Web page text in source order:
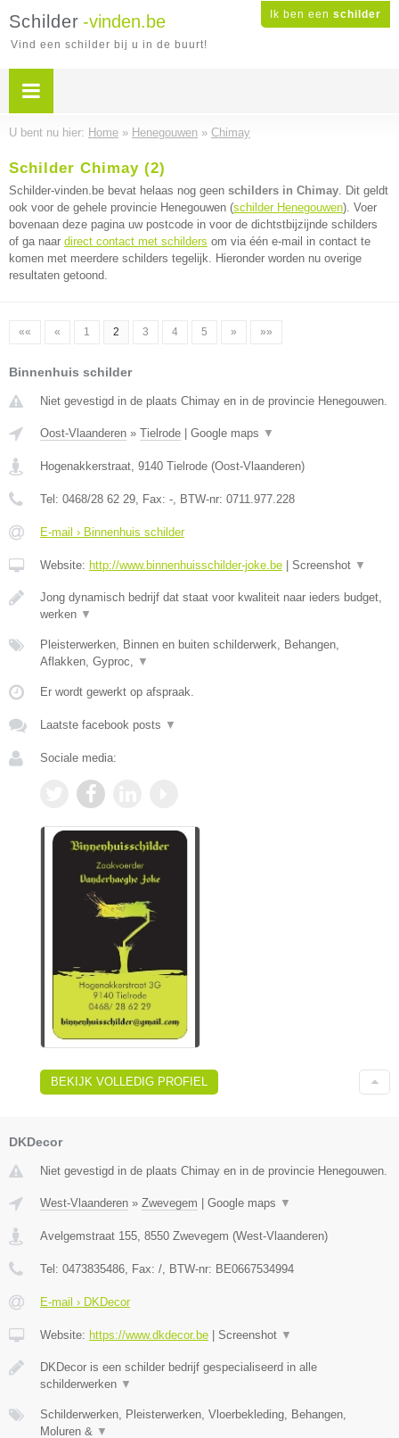
Ik ben een schilder
Schilder -vinden.be
Vind een schilder bij u in de buurt!
U bent nu hier: Home » Henegouwen » Chimay
Schilder Chimay (2)
Schilder-vinden.be bevat helaas nog geen schilders in Chimay. Dit geldt
ook voor de gehele provincie Henegouwen (schilder Henegouwen). Voer
bovenaan deze pagina uw postcode in voor de dichtstbijzijnde schilders
of ga naar direct contact met schilders om via één e-mail in contact te
komen met meerdere schilders tegelijk. Hieronder worden nu overige
resultaten getoond.
«« « 1 2 3 4 5 » »»
Binnenhuis schilder
Niet gevestigd in de plaats Chimay en in de provincie Henegouwen.
Oost-Vlaanderen » Tielrode Google maps ▼
Hogenakkerstraat, 9140 Tielrode (Oost-Vlaanderen)
Tel: 0468/28 62 29, Fax: -, BTW-nr: 0711.977.228
E-mail › Binnenhuis schilder
Website: http://www.binnenhuisschilder-joke.be Screenshot ▼
Jong dynamisch bedrijf dat staat voor kwaliteit naar ieders budget,
werken ▼
Pleisterwerken, Binnen en buiten schilderwerk, Behangen,
Aflakken, Gyproc, ▼
Er wordt gewerkt op afspraak.
Laatste facebook posts ▼
Sociale media:
BEKIJK VOLLEDIG PROFIEL
DKDecor
Niet gevestigd in de plaats Chimay en in de provincie Henegouwen.
West-Vlaanderen » Zwevegem Google maps ▼
Avelgemstraat 155, 8550 Zwevegem (West-Vlaanderen)
Tel: 0473835486, Fax: /, BTW-nr: BE0667534994
E-mail › DKDecor
Website: https://www.dkdecor.be Screenshot ▼
DKDecor is een schilder bedrijf gespecialiseerd in alle
schilderwerken ▼
Schilderwerken, Pleisterwerken, Vloerbekleding, Behangen,
Moluren & ▼